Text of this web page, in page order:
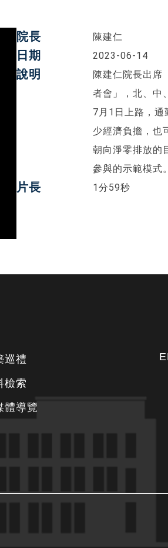
院長 陳建仁
日期 2023-06-14
說明
陳建仁院長出席
者會」，北、中
7月1日上路，通
少經濟負擔，也
朝向淨零排放的
參與的示範模式。
片長 1分59秒
巡禮
檢索
體導覽